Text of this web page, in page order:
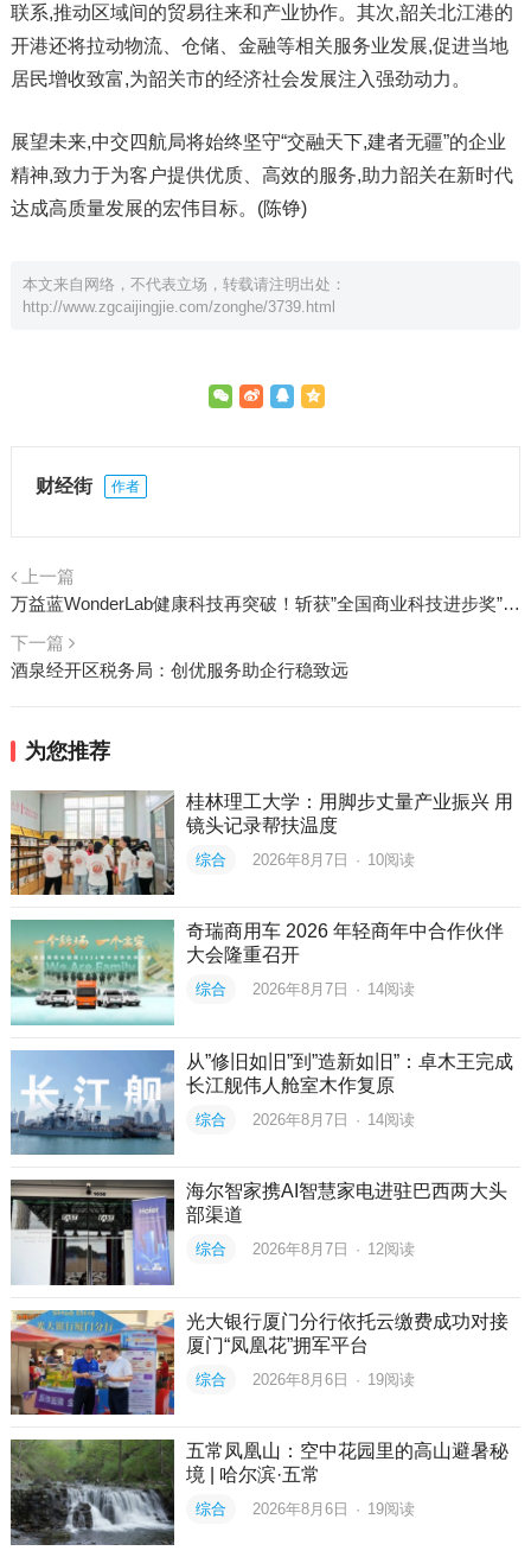
联系,推动区域间的贸易往来和产业协作。其次,韶关北江港的
开港还将拉动物流、仓储、金融等相关服务业发展,促进当地
居民增收致富,为韶关市的经济社会发展注入强劲动力。
展望未来,中交四航局将始终坚守“交融天下,建者无疆”的企业
精神,致力于为客户提供优质、高效的服务,助力韶关在新时代
达成高质量发展的宏伟目标。(陈铮)
本文来自网络，不代表立场，转载请注明出处：
http://www.zgcaijingjie.com/zonghe/3739.html
财经街 作者
上一篇
万益蓝WonderLab健康科技再突破！斩获”全国商业科技进步奖”一等奖
下一篇
酒泉经开区税务局：创优服务助企行稳致远
为您推荐
桂林理工大学：用脚步丈量产业振兴 用
镜头记录帮扶温度
综合 2026年8月7日 · 10阅读
奇瑞商用车 2026 年轻商年中合作伙伴
大会隆重召开
综合 2026年8月7日 · 14阅读
从”修旧如旧”到”造新如旧”：卓木王完成
长江舰伟人舱室木作复原
综合 2026年8月7日 · 14阅读
海尔智家携AI智慧家电进驻巴西两大头
部渠道
综合 2026年8月7日 · 12阅读
光大银行厦门分行依托云缴费成功对接
厦门“凤凰花”拥军平台
综合 2026年8月6日 · 19阅读
五常凤凰山：空中花园里的高山避暑秘
境 | 哈尔滨·五常
综合 2026年8月6日 · 19阅读